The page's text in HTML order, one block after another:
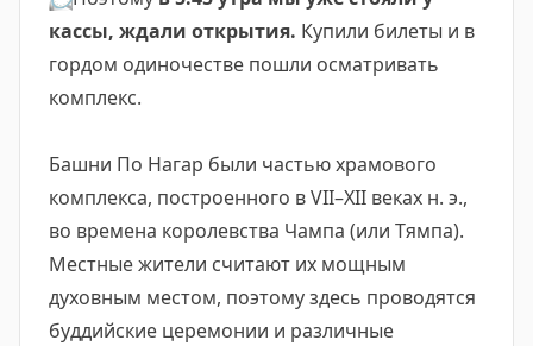
кассы, ждали открытия. Купили билеты и в
гордом одиночестве пошли осматривать
комплекс.
Башни По Нагар были частью храмового
комплекса, построенного в VII–XII веках н. э.,
во времена королевства Чампа (или Тямпа).
Местные жители считают их мощным
духовным местом, поэтому здесь проводятся
буддийские церемонии и различные